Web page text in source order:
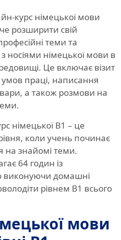
курс німецької мови
розширити свій
теми та
носіями німецької мови в
Це включає візит
праці, написання
а також розмови на
німецької B1 – це
коли учень починає
на знайомі теми.
64 годин із
виконуючи домашні
рівнем B1 всього
мови